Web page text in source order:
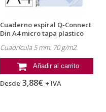
Cuaderno espiral Q-Connect
Din A4 micro tapa plastico
Cuadrícula 5 mm. 70 g/m2.
Añadir al carrito
Desde 3,88€ + IVA